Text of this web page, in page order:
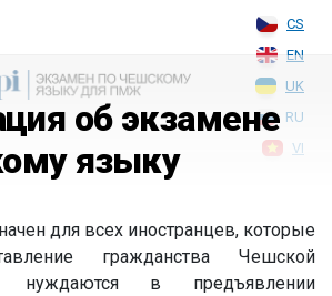
CS
EN
UK
RU
VI
об экзамене
языку
для всех иностранцев, которые
гражданства Чешской
нуждаются в предъявлении